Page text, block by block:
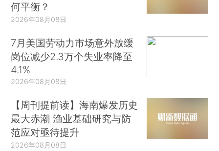
何平衡？
2026年08月08日
7月美国劳动力市场意外放缓
岗位减少2.3万个失业率降至
4.1%
2026年08月08日
【周刊提前读】海南爆发历史
最大赤潮 渔业基础研究与防
范应对亟待提升
2026年08月08日